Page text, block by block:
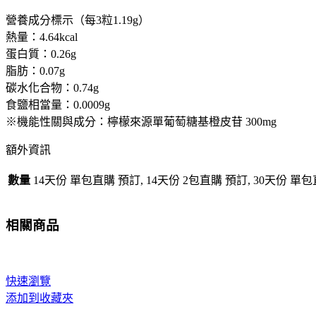
粒/14
天
份
90
粒/30
天
份
阪
體
妝
數
量
營養成分標示（每3粒1.19g）
熱量：4.64kcal
蛋白質：0.26g
脂肪：0.07g
碳水化合物：0.74g
食鹽相當量：0.0009g
※機能性關與成分：檸檬來源單葡萄糖基橙皮苷 300mg
額外資訊
數量 14天份 單包直購 預訂, 14天份 2包直購 預訂, 30天份 單
相關商品
快速瀏覽
添加到收藏夾